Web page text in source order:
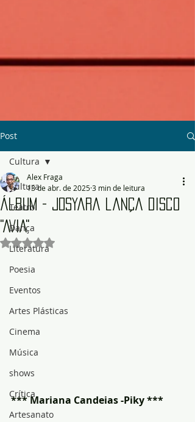
Post
Cultura
Teatro
Dança
Literatura
Poesia
Eventos
Artes Plásticas
Cinema
Música
shows
Crítica
Artesanato
Cultura
Álbum - Josyara lança disco
"AVIA"
Alex Fraga
13 de abr. de 20253 min de leitura
Avaliado com NaN de 5 estrelas.
*** Mariana Candeias -Piky ***